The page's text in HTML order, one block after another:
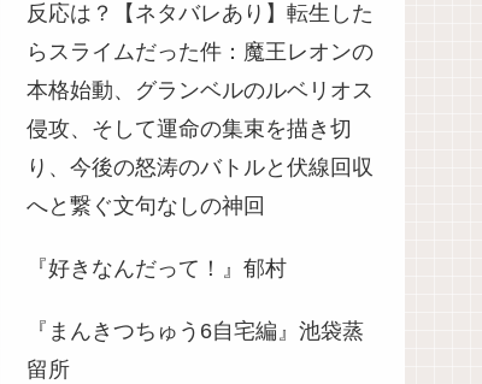
反応は？【ネタバレあり】転生した
らスライムだった件：魔王レオンの
本格始動、グランベルのルベリオス
侵攻、そして運命の集束を描き切
り、今後の怒涛のバトルと伏線回収
へと繋ぐ文句なしの神回
『好きなんだって！』郁村
『まんきつちゅう6自宅編』池袋蒸
留所